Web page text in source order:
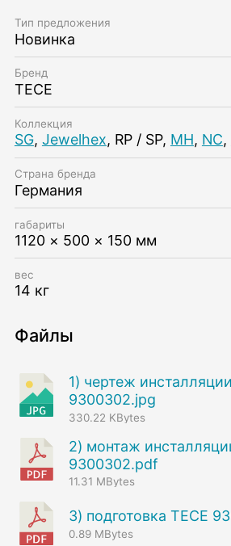
Тип предложения
Новинка
Бренд
TECE
Коллекция
SG, Jewelhex, RP / SP, MH, NC,
Страна бренда
Германия
габариты
1120 × 500 × 150 мм
вес
14 кг
Файлы
1) чертеж инсталляции TECE
9300302.jpg
330.22 KBytes
2) монтаж инсталляции TECE
9300302.pdf
11.31 MBytes
3) подготовка TECE
0.89 MBytes